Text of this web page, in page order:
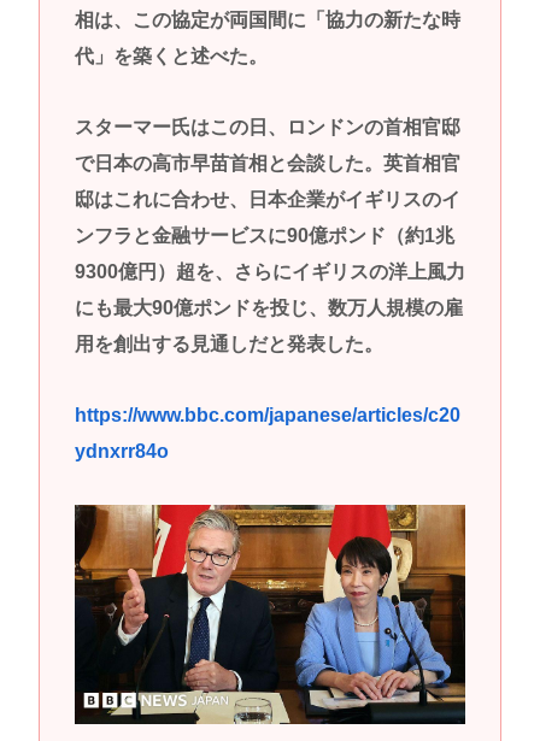
相は、この協定が両国間に「協力の新たな時
代」を築くと述べた。
スターマー氏はこの日、ロンドンの首相官邸
で日本の高市早苗首相と会談した。英首相官
邸はこれに合わせ、日本企業がイギリスのイ
ンフラと金融サービスに90億ポンド（約1兆
9300億円）超を、さらにイギリスの洋上風力
にも最大90億ポンドを投じ、数万人規模の雇
用を創出する見通しだと発表した。
https://www.bbc.com/japanese/articles/c20
ydnxrr84o